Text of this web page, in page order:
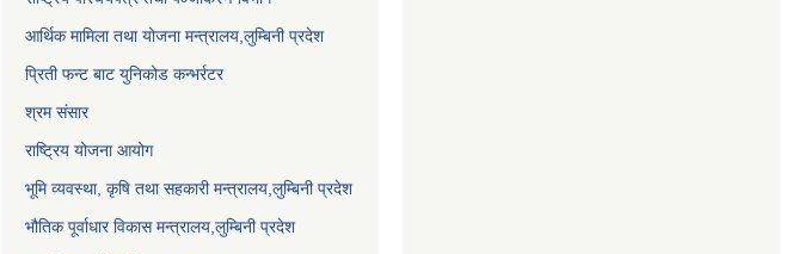
आर्थिक मामिला तथा योजना मन्त्रालय,लुम्बिनी प्रदेश
प्रिती फन्ट बाट युनिकोड कन्भर्रटर
श्रम संसार
राष्ट्रिय योजना आयोग
भूमि व्यवस्था, कृषि तथा सहकारी मन्त्रालय,लुम्बिनी प्रदेश
भौतिक पूर्वाधार विकास मन्त्रालय,लुम्बिनी प्रदेश